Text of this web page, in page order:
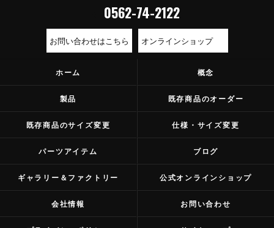
0562-74-2122
お問い合わせはこちら オンラインショップ
ホーム 概念
製品 既存商品のオーダー
既存商品のサイズ変更 仕様・サイズ変更
パーツアイテム ブログ
ギャラリー＆ファクトリー 公式オンラインショップ
会社情報 お問い合わせ